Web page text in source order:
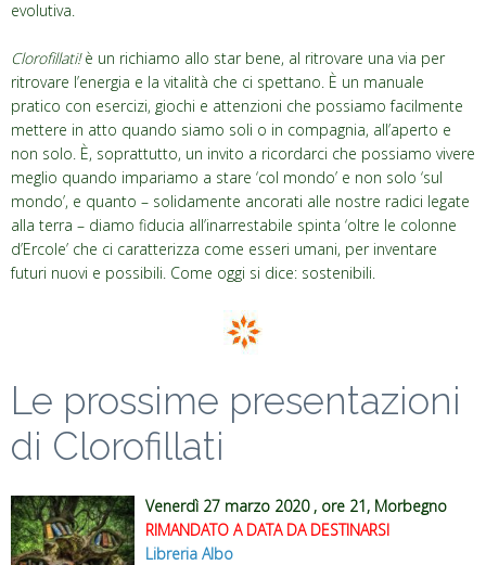
evolutiva.
Clorofillati!è un richiamo allo star bene, al ritrovare una via per
ritrovare l’energia e la vitalità che ci spettano. È un manuale
pratico con esercizi, giochi e attenzioni che possiamo facilmente
mettere in atto quando siamo soli o in compagnia, all’aperto e
non solo. È, soprattutto, un invito a ricordarci che possiamo vivere
meglio quando impariamo a stare ‘col mondo’ e non solo ‘sul
mondo’, e quanto – solidamente ancorati alle nostre radici legate
alla terra – diamo fiducia all’inarrestabile spinta ‘oltre le colonne
d’Ercole’ che ci caratterizza come esseri umani, per inventare
futuri nuovi e possibili. Come oggi si dice: sostenibili.
Le prossime presentazioni
di Clorofillati
Venerdì 27 marzo 2020 , ore 21, Morbegno
RIMANDATO A DATA DA DESTINARSI
Libreria Albo